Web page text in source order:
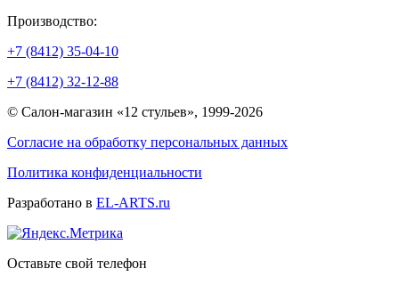
Производство:
+7 (8412) 35-04-10
+7 (8412) 32-12-88
© Салон-магазин «12 стульев», 1999-2026
Согласие на обработку персональных данных
Политика конфиденциальности
Разработано в EL-ARTS.ru
Оставьте свой телефон